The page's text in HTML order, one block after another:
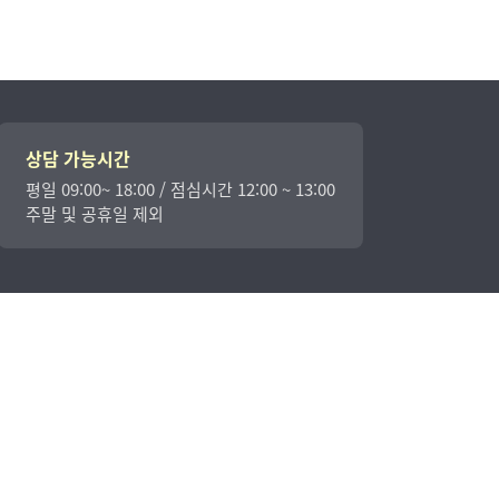
상담 가능시간
평일 09:00~ 18:00 / 점심시간 12:00 ~ 13:00
주말 및 공휴일 제외